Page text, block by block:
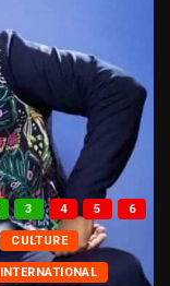
3 4 5 6
CULTURE
INTERNATIONAL